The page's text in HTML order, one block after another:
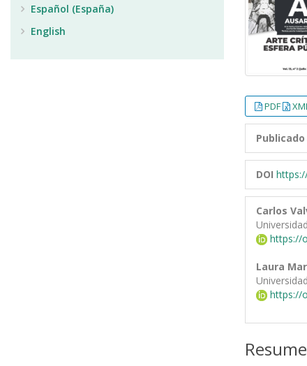
PDF
Publicado
DOI
Carlos
https://
Laura
https://
Español (España)
English